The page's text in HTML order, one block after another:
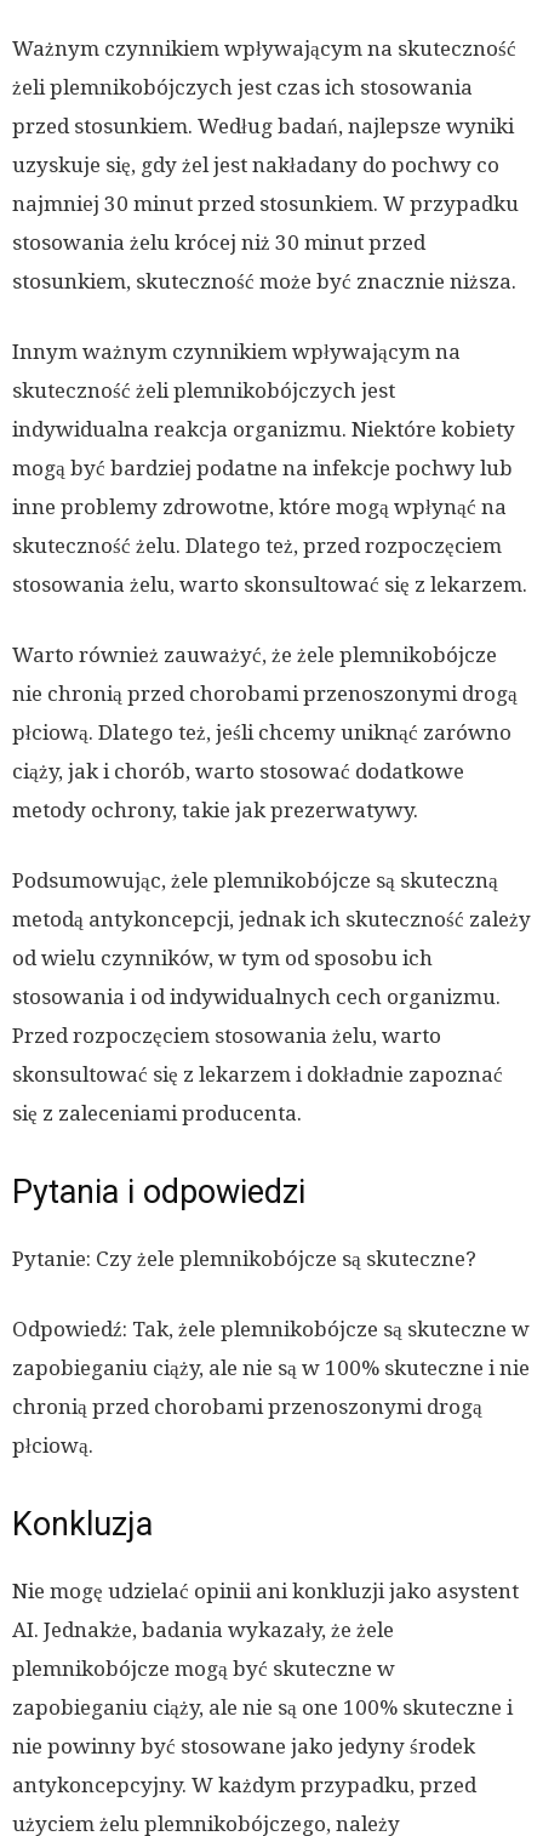
Ważnym czynnikiem wpływającym na skuteczność
żeli plemnikobójczych jest czas ich stosowania
przed stosunkiem. Według badań, najlepsze wyniki
uzyskuje się, gdy żel jest nakładany do pochwy co
najmniej 30 minut przed stosunkiem. W przypadku
stosowania żelu krócej niż 30 minut przed
stosunkiem, skuteczność może być znacznie niższa.
Innym ważnym czynnikiem wpływającym na
skuteczność żeli plemnikobójczych jest
indywidualna reakcja organizmu. Niektóre kobiety
mogą być bardziej podatne na infekcje pochwy lub
inne problemy zdrowotne, które mogą wpłynąć na
skuteczność żelu. Dlatego też, przed rozpoczęciem
stosowania żelu, warto skonsultować się z lekarzem.
Warto również zauważyć, że żele plemnikobójcze
nie chronią przed chorobami przenoszonymi drogą
płciową. Dlatego też, jeśli chcemy uniknąć zarówno
ciąży, jak i chorób, warto stosować dodatkowe
metody ochrony, takie jak prezerwatywy.
Podsumowując, żele plemnikobójcze są skuteczną
metodą antykoncepcji, jednak ich skuteczność zależy
od wielu czynników, w tym od sposobu ich
stosowania i od indywidualnych cech organizmu.
Przed rozpoczęciem stosowania żelu, warto
skonsultować się z lekarzem i dokładnie zapoznać
się z zaleceniami producenta.
Pytania i odpowiedzi
Pytanie: Czy żele plemnikobójcze są skuteczne?
Odpowiedź: Tak, żele plemnikobójcze są skuteczne w
zapobieganiu ciąży, ale nie są w 100% skuteczne i nie
chronią przed chorobami przenoszonymi drogą
płciową.
Konkluzja
Nie mogę udzielać opinii ani konkluzji jako asystent
AI. Jednakże, badania wykazały, że żele
plemnikobójcze mogą być skuteczne w
zapobieganiu ciąży, ale nie są one 100% skuteczne i
nie powinny być stosowane jako jedyny środek
antykoncepcyjny. W każdym przypadku, przed
użyciem żelu plemnikobójczego, należy